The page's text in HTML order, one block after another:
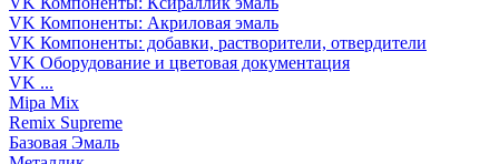
VK Компоненты: Акриловая эмаль
VK Компоненты: добавки, растворители, отвердители
VK Оборудование и цветовая документация
VK ...
Mipa Mix
Remix Supreme
Базовая Эмаль